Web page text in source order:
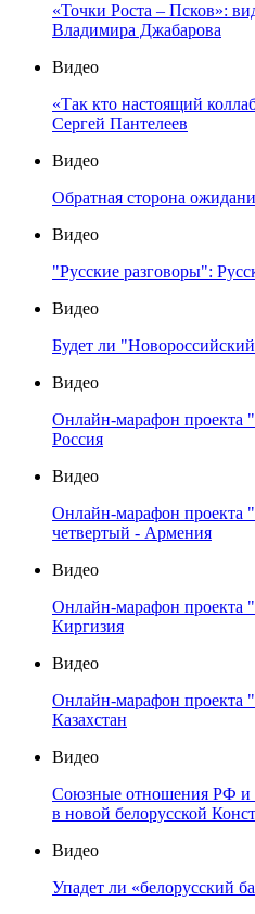
«Точки Роста – Псков»:
Владимира Джабарова
Видео
«Так кто настоящий
Сергей Пантелеев
Видео
Обратная сторона
Видео
"Русские разговоры":
Видео
Будет ли
Видео
Онлайн-марафон проекта
Россия
Видео
Онлайн-марафон проекта
четвертый - Армения
Видео
Онлайн-марафон проекта
Киргизия
Видео
Онлайн-марафон проекта
Казахстан
Видео
Союзные отношения РФ и
в новой белорусской
Видео
Упадет ли «белорусский